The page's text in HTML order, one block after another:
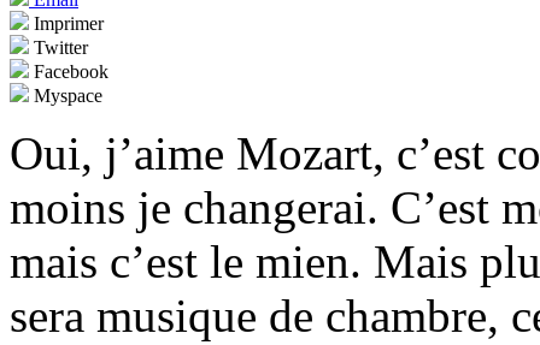
Imprimer
Twitter
Facebook
Myspace
Oui, j’aime Mozart, c’est
moins je changerai. C’est
mais c’est le mien. Mais
sera musique de chambre,